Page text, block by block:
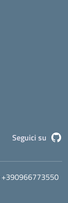
Seguici su
+390966773550